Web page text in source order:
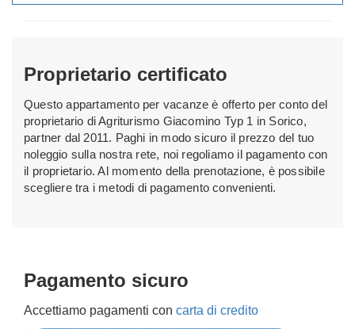
Proprietario certificato
Questo appartamento per vacanze è offerto per conto del
proprietario di Agriturismo Giacomino Typ 1 in Sorico,
partner dal 2011. Paghi in modo sicuro il prezzo del tuo
noleggio sulla nostra rete, noi regoliamo il pagamento con
il proprietario. Al momento della prenotazione, è possibile
scegliere tra i metodi di pagamento convenienti.
Pagamento sicuro
Accettiamo pagamenti con carta di credito